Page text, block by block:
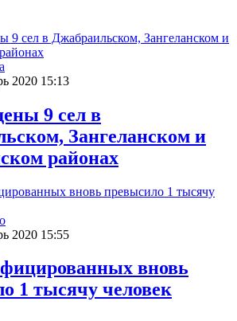
2020 15:13
9 сел в
Зангеланском и
районах
2020 15:55
вновь
1 тысячу человек